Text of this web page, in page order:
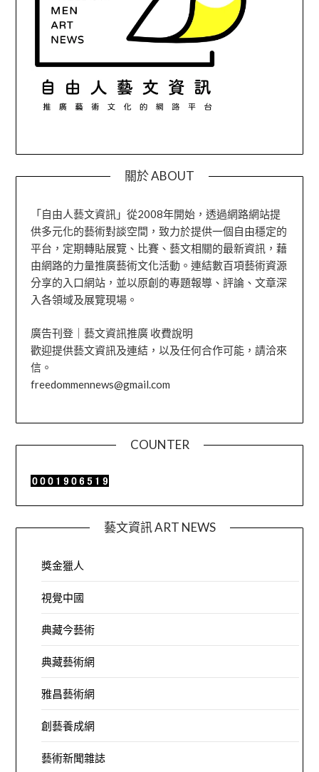
關於 ABOUT
「自由人藝文資訊」從2008年開始，透過網路網站提
供多元化的藝術對談空間，致力於提供一個自由穩定的
平台，定期轉貼展覽、比賽、藝文相關的最新資訊，藉
由網路的力量推廣藝術文化活動。連結數百項藝術資源
分享的入口網站，並以原創的專題報導、評論、文章深
入各領域及展覽現場。
廣告刊登｜藝文資訊推廣 收費說明
歡迎提供藝文資訊及連結，以及任何合作可能，請洽來
信。
freedommennews@gmail.com
COUNTER
藝文資訊 ART NEWS
獎金獵人
視覺中國
典藏今藝術
典藏藝術網
雅昌藝術網
創藝養成網
藝術新聞雜誌